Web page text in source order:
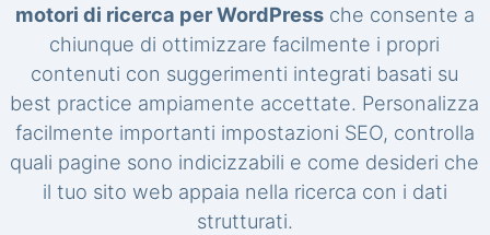
motori di ricerca per WordPressche consente a
chiunque di ottimizzare facilmente i propri
contenuti con suggerimenti integrati basati su
best practice ampiamente accettate. Personalizza
facilmente importanti impostazioni SEO, controlla
quali pagine sono indicizzabili e come desideri che
il tuo sito web appaia nella ricerca con i dati
strutturati.